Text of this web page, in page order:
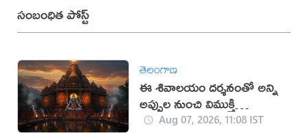
సంబంధిత పోస్ట్
తెలంగాణ
ఈ శివాలయం దర్శనంతో అన్ని
అప్పుల నుంచి విముక్తి
లభిస్తుందట!
Aug 07, 2026, 11:08 IST